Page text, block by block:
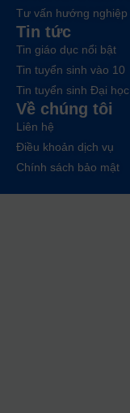
Tư vấn hướng nghiệp
Tin tức
Tin giáo dục nổi bật
Tin tuyển sinh vào 10
Tin tuyển sinh Đại học
Về chúng tôi
Liên hệ
Điều khoản dịch vụ
Chính sách bảo mật